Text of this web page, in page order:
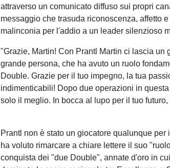
attraverso un comunicato diffuso sui propri
messaggio che trasuda riconoscenza, affetto
malinconia per l'addio a un leader silenzioso
"Grazie, Martin! Con Prantl Martin ci lascia un
grande persona, che ha avuto un ruolo
Double. Grazie per il tuo impegno, la tua
indimenticabili! Dopo due operazioni in
solo il meglio. In bocca al lupo per il tuo futuro,
Prantl non è stato un giocatore qualunque per
ha voluto rimarcare a chiare lettere il suo
conquista dei "due Double", annate d'oro in